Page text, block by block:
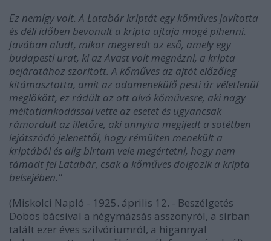
Ez nemígy volt. A Latabár kriptát egy kőműves javította
és déli időben bevonult a kripta ajtaja mögé pihenni.
Javában aludt, mikor megeredt az eső, amely egy
budapesti urat, ki az Avast volt megnézni, a kripta
bejáratához szorított. A kőműves az ajtót előzőleg
kitámasztotta, amit az odamenekülő pesti úr véletlenül
meglökött, ez rádült az ott alvó kőművesre, aki nagy
méltatlankodással vette az esetet és ugyancsak
rámordult az illetőre, aki annyira megijedt a sötétben
lejátszódó jelenettől, hogy rémülten menekült a
kriptából és alig birtam vele megértetni, hogy nem
támadt fel Latabár, csak a kőműves dolgozik a kripta
belsejében."
(Miskolci Napló - 1925. április 12. - Beszélgetés
Dobos bácsival a négymázsás asszonyról, a sírban
talált ezer éves szilvóriumról, a higannyal